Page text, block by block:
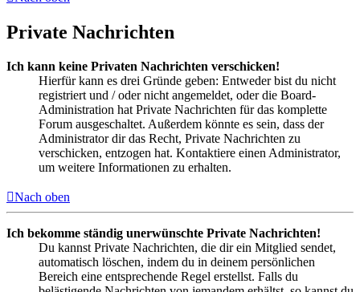
Private Nachrichten
Ich kann keine Privaten Nachrichten verschicken!
Hierfür kann es drei Gründe geben: Entweder bist du nicht
registriert und / oder nicht angemeldet, oder die Board-
Administration hat Private Nachrichten für das komplette
Forum ausgeschaltet. Außerdem könnte es sein, dass der
Administrator dir das Recht, Private Nachrichten zu
verschicken, entzogen hat. Kontaktiere einen Administrator,
um weitere Informationen zu erhalten.
Nach oben
Ich bekomme ständig unerwünschte Private Nachrichten!
Du kannst Private Nachrichten, die dir ein Mitglied sendet,
automatisch löschen, indem du in deinem persönlichen
Bereich eine entsprechende Regel erstellst. Falls du